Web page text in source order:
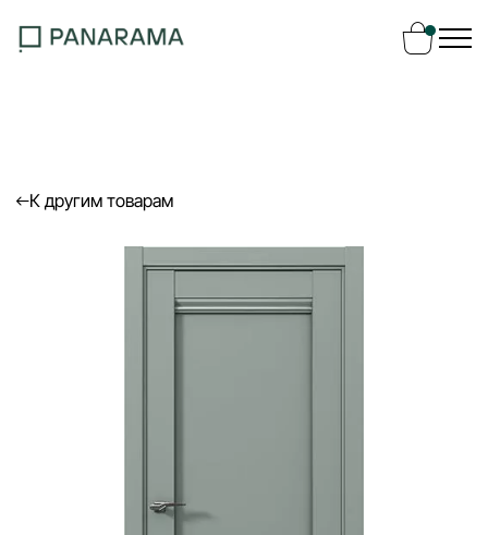
Ваш заказ
Перейти в каталог
К другим товарам